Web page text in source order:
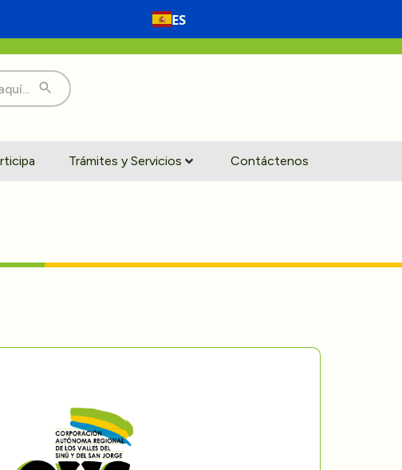
ES
Trámites y Servicios Contáctenos